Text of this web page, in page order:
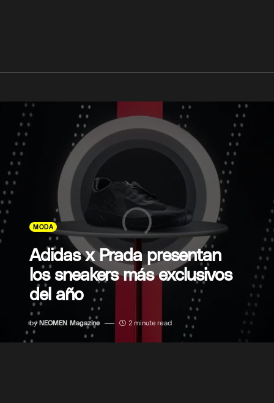
MODA
Adidas x Prada presentan
los sneakers más exclusivos
del año
by NEOMEN Magazine 2 minute read